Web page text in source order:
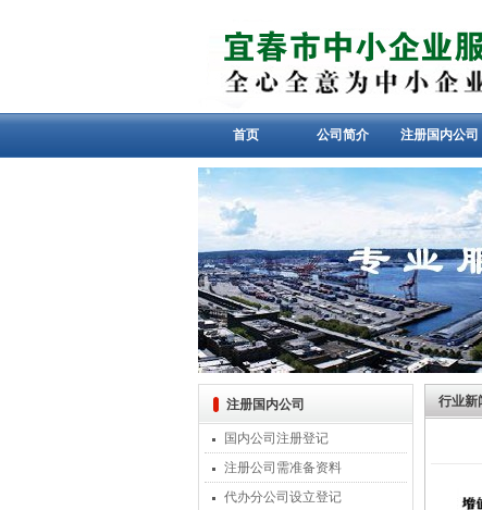
首页 公司简介 注册国内公司
注册国内公司
国内公司注册登记
注册公司需准备资料
代办分公司设立登记
行业新